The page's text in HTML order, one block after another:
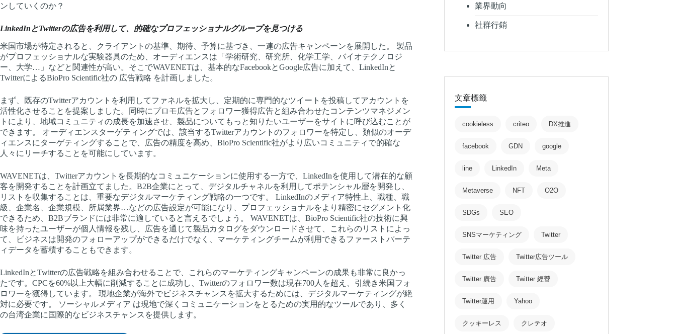
ンしていくのか？
LinkedInとTwitterの広告を利用して、的確なプロフェッショナルグループを見つける
米国市場が特定されると、クライアントの基準、期待、予算に基づき、一連の広告キャンペーンを展開した。 製品
がプロフェッショナルな実験器具のため、オーディエンスは「学術研究、研究所、化学工学、バイオテクノロジ
ー、大学…」などと関連性が高い。そこでWAVENETは、基本的なFacebookとGoogle広告に加えて、LinkedInと
TwitterによるBioPro Scientific社の 広告戦略 を計画しました。
まず、既存のTwitterアカウントを利用してファネルを拡大し、定期的に専門的なツイートを投稿してアカウントを
活性化させることを提案しました。同時にプロモ広告とフォロワー獲得広告と組み合わせたコンテンツマネジメン
トにより、地域コミュニティの成長を加速させ、製品についてもっと知りたいユーザーをサイトに呼び込むことが
できます。 オーディエンスターゲティングでは、該当するTwitterアカウントのフォロワーを特定し、類似のオーデ
ィエンスにターゲティングすることで、広告の精度を高め、BioPro Scientific社がより広いコミュニティで的確な
人々にリーチすることを可能にしています。
WAVENETは、Twitterアカウントを長期的なコミュニケーションに使用する一方で、LinkedInを使用して潜在的な顧
客を開発することを計画立てました。B2B企業にとって、デジタルチャネルを利用してポテンシャル層を開発し、
リストを収集することは、重要なデジタルマーケティング戦略の一つです。 LinkedInのメディア特性上、職種、職
級、企業名、企業規模、所属業界…などの広告設定が可能になり、プロフェッショナルをより精密にセグメント化
できるため、B2Bブランドには非常に適していると言えるでしょう。 WAVENETは、BioPro Scientific社の技術に興
味を持ったユーザーが個人情報を残し、広告を通じて製品カタログをダウンロードさせて、これらのリストによっ
て、ビジネスは開発のフォローアップができるだけでなく、マーケティングチームが利用できるファーストパーテ
ィデータを蓄積することもできます。
LinkedInとTwitterの広告戦略を組み合わせることで、これらのマーケティングキャンペーンの成果も非常に良かっ
たです。CPCを60%以上大幅に削減することに成功し、Twitterのフォロワー数は現在700人を超え、引続き米国フォ
ロワーを獲得しています。 現地企業が海外でビジネスチャンスを拡大するためには、デジタルマーケティングが絶
対に必要です。 ソーシャルメディア は現地で深くコミュニケーションをとるための実用的なツールであり、多く
の台湾企業に国際的なビジネスチャンスを提供します。
業界動向
社群行銷
文章標籤
cookieless criteo DX推進
facebook GDN google
line LinkedIn Meta
Metaverse NFT O2O
SDGs SEO
SNSマーケティング Twitter
Twitter 広告 Twitter広告ツール
Twitter 廣告 Twitter 經營
Twitter運用 Yahoo
クッキーレス クレテオ